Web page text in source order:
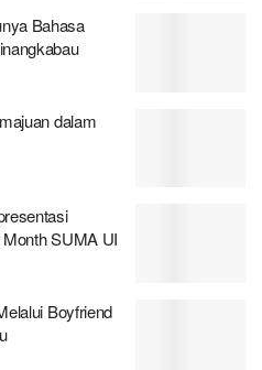
Bahasa
dalam
SUMA UI
Boyfriend